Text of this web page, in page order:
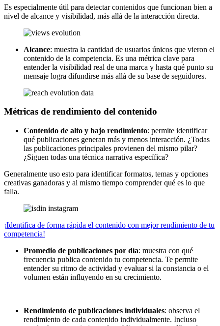
Es especialmente útil para detectar contenidos que funcionan bien a
nivel de alcance y visibilidad, más allá de la interacción directa.
Alcance: muestra la cantidad de usuarios únicos que vieron el
contenido de la competencia. Es una métrica clave para
entender la visibilidad real de una marca y hasta qué punto su
mensaje logra difundirse más allá de su base de seguidores.
Métricas de rendimiento del contenido
Contenido de alto y bajo rendimiento: permite identificar
qué publicaciones generan más y menos interacción. ¿Todas
las publicaciones principales provienen del mismo pilar?
¿Siguen todas una técnica narrativa específica?
Generalmente uso esto para identificar formatos, temas y opciones
creativas ganadoras y al mismo tiempo comprender qué es lo que
falla.
¡Identifica de forma rápida el contenido con mejor rendimiento de tu
competencia!
Promedio de publicaciones por día: muestra con qué
frecuencia publica contenido tu competencia. Te permite
entender su ritmo de actividad y evaluar si la constancia o el
volumen están influyendo en su crecimiento.
Rendimiento de publicaciones individuales: observa el
rendimiento de cada contenido individualmente. Incluso